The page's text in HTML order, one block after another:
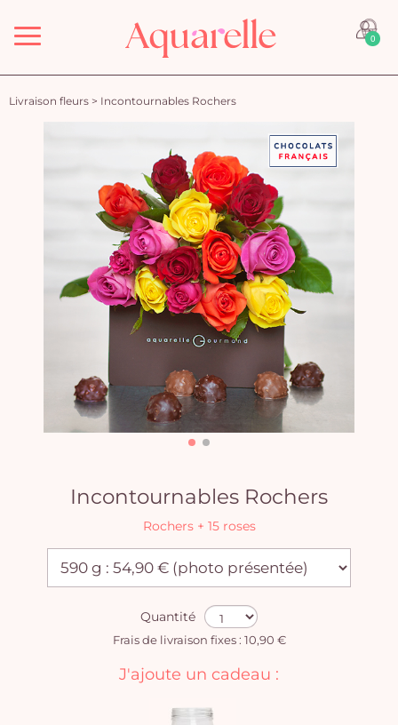
Menu 0
Livraison fleurs > Incontournables Rochers
Incontournables Rochers
Rochers + 15 roses
Quantité
Frais de livraison fixes : 10,90 €
J'ajoute un cadeau :